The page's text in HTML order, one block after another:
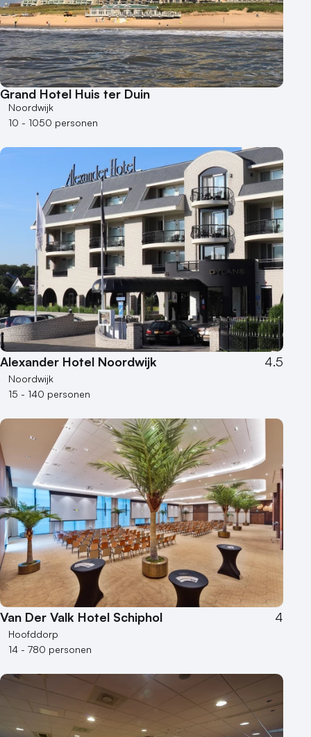
250 - 500 personen
500+ personen
Bijzondere locaties
Buitenlocatie
Duurzame locatie
Groene locatie
Hybride events
Industriële locatie
Kasteel en landgoed
Kleine / intieme locatie
Locaties aan zee
Museum
Theater
Varende locatie
Grand Hotel Huis ter Duin
Noordwijk
10 - 1050 personen
Alexander Hotel Noordwijk 4.5
Noordwijk
15 - 140 personen
Van Der Valk Hotel Schiphol 4
Hoofddorp
14 - 780 personen